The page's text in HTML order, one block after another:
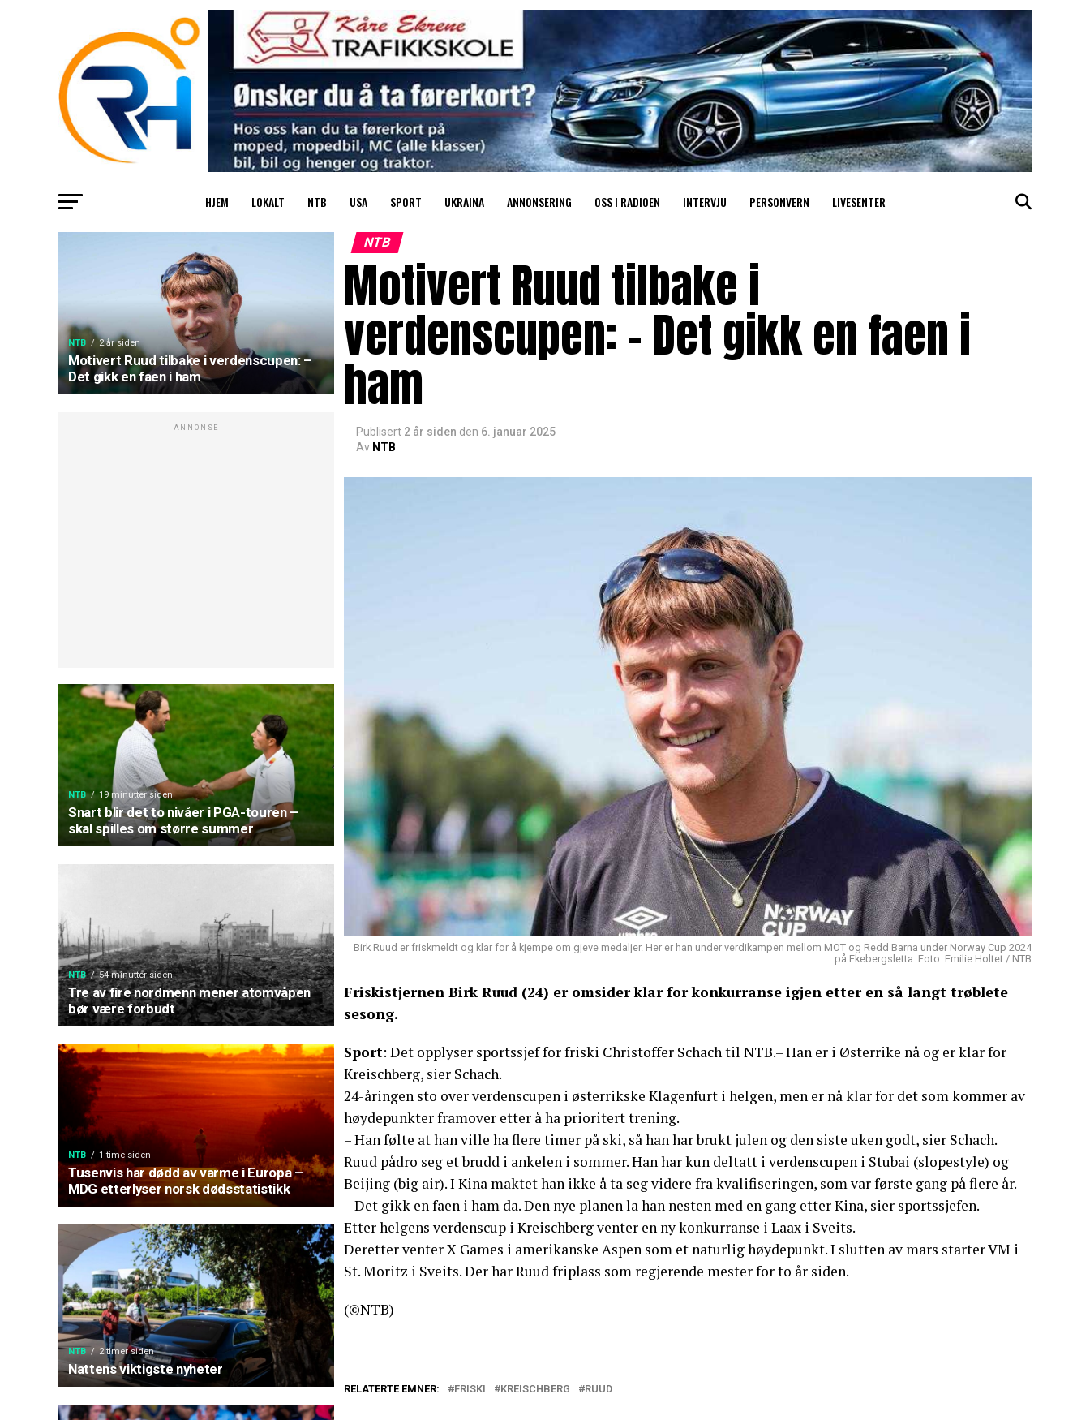
HJEM LOKALT NTB USA SPORT UKRAINA ANNONSERING OSS I RADIOEN INTERVJU PERSONVERN LIVESENTER
NTB 2 år siden
Motivert Ruud tilbake i verdenscupen: –
Det gikk en faen i ham
ANNONSE
NTB 19 minutter siden
Snart blir det to nivåer i PGA-touren –
skal spilles om større summer
NTB 54 minutter siden
Tre av fire nordmenn mener atomvåpen
bør være forbudt
NTB 1 time siden
Tusenvis har dødd av varme i Europa –
MDG etterlyser norsk dødsstatistikk
NTB 2 timer siden
Nattens viktigste nyheter
NTB
Motivert Ruud tilbake i
verdenscupen: – Det gikk en faen i
ham
Publisert 2 år siden den 6. januar 2025
Av NTB
Birk Ruud er friskmeldt og klar for å kjempe om gjeve medaljer. Her er han under verdikampen mellom MOT og Redd Barna under Norway Cup 2024
på Ekebergsletta. Foto: Emilie Holtet / NTB
Friskistjernen Birk Ruud (24) er omsider klar for konkurranse igjen etter en så langt trøblete
sesong.
Sport: Det opplyser sportssjef for friski Christoffer Schach til NTB.– Han er i Østerrike nå og er klar for
Kreischberg, sier Schach.
24-åringen sto over verdenscupen i østerrikske Klagenfurt i helgen, men er nå klar for det som kommer av
høydepunkter framover etter å ha prioritert trening.
– Han følte at han ville ha flere timer på ski, så han har brukt julen og den siste uken godt, sier Schach.
Ruud pådro seg et brudd i ankelen i sommer. Han har kun deltatt i verdenscupen i Stubai (slopestyle) og
Beijing (big air). I Kina maktet han ikke å ta seg videre fra kvalifiseringen, som var første gang på flere år.
– Det gikk en faen i ham da. Den nye planen la han nesten med en gang etter Kina, sier sportssjefen.
Etter helgens verdenscup i Kreischberg venter en ny konkurranse i Laax i Sveits.
Deretter venter X Games i amerikanske Aspen som et naturlig høydepunkt. I slutten av mars starter VM i
St. Moritz i Sveits. Der har Ruud friplass som regjerende mester for to år siden.
(©NTB)
RELATERTE EMNER: FRISKI KREISCHBERG RUUD